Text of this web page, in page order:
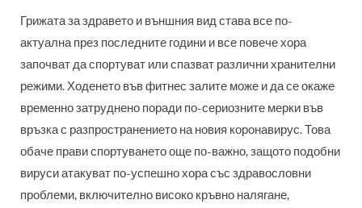
Грижата за здравето и външния вид става все по-
актуална през последните години и все повече хора
започват да спортуват или спазват различни хранителни
режими. Ходенето във фитнес залите може и да се окаже
временно затруднено поради по-сериозните мерки във
връзка с разпространението на новия коронавирус. Това
обаче прави спортуването още по-важно, защото подобни
вируси атакуват по-успешно хора със здравословни
проблеми, включително високо кръвно налягане,